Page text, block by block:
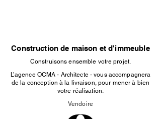
Construction de maison et d'immeuble
Construisons ensemble votre projet.
L’agence OCMA - Architecte - vous accompagnera
de la conception à la livraison, pour mener à bien
votre réalisation.
Vendoire